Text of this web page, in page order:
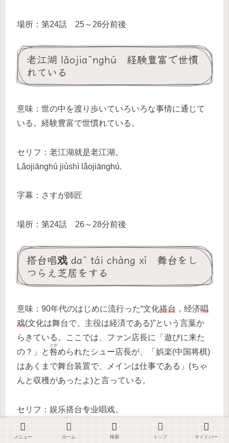
場所：第24話 25～26分前後
老江湖 lǎojiānghú 経験豊富で世慣
れている
意味：世の中を渡り歩いていろいろな事情に通じて
いる。経験豊富で世慣れている。
セリフ：老江湖就是老江湖。
Lǎojiānghú jiùshì lǎojiānghú.
字幕：さすが師匠
場所：第24話 26～28分前後
搭台唱戏 dā tái chàng xì 舞台をし
つらえ芝居をする
意味：90年代のはじめに流行った“文化搭台 ，经济唱
戏(文化は舞台で、主役は経済である)”という言葉か
らきている。ここでは、ファン店長に「遊びに来た
の？」と咎
とが
められたシュー店長が、「娯楽(中国将棋)
はあくまで舞台装置で、メインは仕事である」(ちゃ
んと収穫があったよ)と言っている。
セリフ：娱乐搭台专业唱戏。
Yúlè dā tái zhuānyè chàng xì.
メニュー ホーム 検索 トップ サイドバー